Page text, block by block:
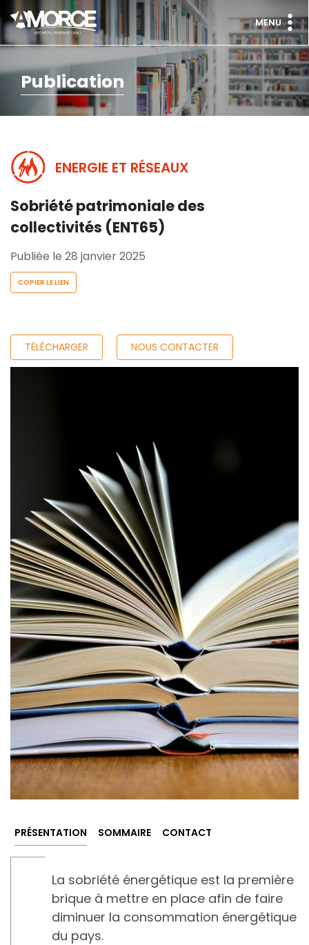
MENU
Publication
ENERGIE ET RÉSEAUX
Sobriété patrimoniale des
collectivités (ENT65)
Publiée le 28 janvier 2025
COPIER LE LIEN
TÉLÉCHARGER NOUS CONTACTER
PRÉSENTATION SOMMAIRE CONTACT
La sobriété énergétique est la première
brique à mettre en place afin de faire
diminuer la consommation énergétique
du pays.